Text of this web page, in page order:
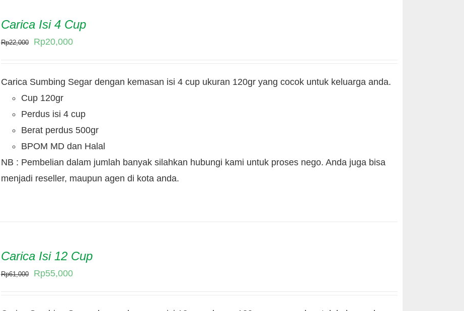
Carica Isi 4 Cup
Rp22,000
Original
Rp22,000.
Rp20,000Current
Rp20,000.
Carica Sumbing Segar dengan kemasan isi 4 cup ukuran 120gr yang cocok untuk keluarga anda.
Cup 120gr
Perdus isi 4 cup
Berat perdus 500gr
BPOM MD dan Halal
NB : Pembelian dalam jumlah banyak silahkan hubungi kami untuk proses nego. Anda juga bisa
menjadi reseller, maupun agen di kota anda.
Carica Isi 12 Cup
Rp61,000
Original
Rp55,000Current